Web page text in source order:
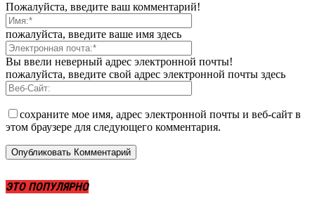
Пожалуйста, введите ваш комментарий!
пожалуйста, введите ваше имя здесь
Вы ввели неверный адрес электронной почты!
пожалуйста, введите свой адрес электронной почты здесь
сохраните мое имя, адрес электронной почты и веб-сайт в
этом браузере для следующего комментария.
ЭТО ПОПУЛЯРНО